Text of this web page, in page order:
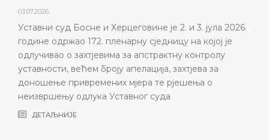
03.07.2026.
Уставни суд Босне и Херцеговине је 2. и 3. јула 2026.
године одржао 172. пленарну сједницу на којој је
одлучивао о захтјевима за апстрактну контролу
уставности, већем броју апелација, захтјева за
доношење привремених мјера те рјешења о
неизвршењу одлука Уставног суда
ДЕТАЉНИЈЕ